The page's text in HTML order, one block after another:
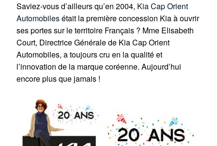
Saviez-vous d’ailleurs qu’en 2004, Kia Cap Orient
Automobilesétait la première concession Kia à ouvrir
ses portes sur le territoire Français ? Mme Elisabeth
Court, Directrice Générale de Kia Cap Orient
Automobiles, a toujours cru en la qualité et
l’innovation de la marque coréenne. Aujourd’hui
encore plus que jamais !